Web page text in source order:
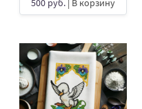
500 руб. | В корзину